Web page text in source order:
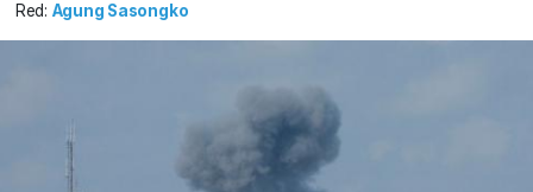
Red: Agung Sasongko